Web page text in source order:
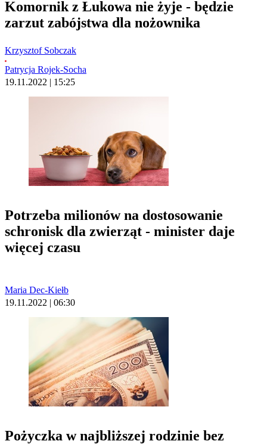
Komornik z Łukowa nie żyje - będzie
zarzut zabójstwa dla nożownika
Krzysztof Sobczak
Patrycja Rojek-Socha
19.11.2022 | 15:25
Potrzeba milionów na dostosowanie
schronisk dla zwierząt - minister daje
więcej czasu
Maria Dec-Kiełb
19.11.2022 | 06:30
Pożyczka w najbliższej rodzinie bez